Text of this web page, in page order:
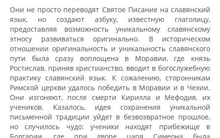
Они не просто переводят Святое Писание на славянский
язык, но создают азбуку, известную глаголицу,
предоставляя возможность уникальному славянскому
этносу развиваться оригинально. В историческом
отношении оригинальность и уникальность славянского
пути была сразу воплощена в Моравии, где князь
Ростислав, приняв христианство, вводит в богослужебную
практику славянский язык. К сожалению, сторонникам
Римской церкви удалось победить в Моравии и в Чехии.
Они изгоняют, после смерти Кирилла и Мефодия, их
учеников. Казалось, идея сохранения уникальной
письменной традиции уйдет в безвозвратное прошлое,
но случилось чудо: ученики находят прибежище в
Болгарии, где при дворе царя Симеона была